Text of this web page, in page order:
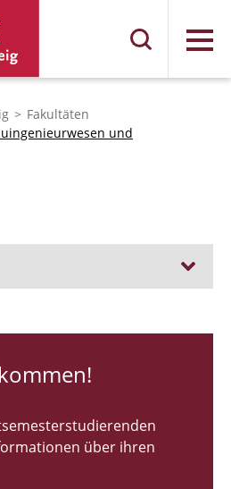
Menü
Fakultäten
und
über ihren